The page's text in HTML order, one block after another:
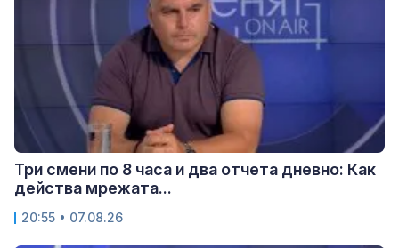
Три смени по 8 часа и два отчета дневно: Как
действа мрежата...
20:55 • 07.08.26